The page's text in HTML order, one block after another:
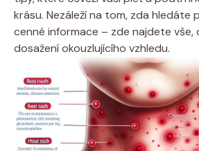
krásu. Nezáleží na tom, zda hledáte
cenné informace – zde najdete
dosažení okouzlujícího vzhledu.